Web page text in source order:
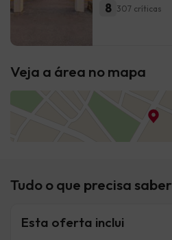
8 307 críticas
Veja a área no mapa
Tudo o que precisa saber
Esta oferta inclui